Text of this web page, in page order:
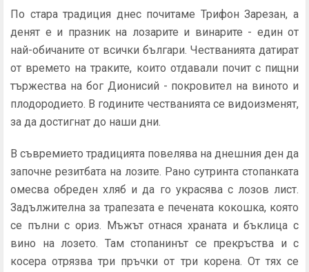
По стара традиция днес почитаме Трифон Зарезан, а
денят е и празник на лозарите и винарите - един от
най-обичаните от всички българи. Честванията датират
от времето на траките, които отдавали почит с пищни
тържества на бог Дионисий - покровител на виното и
плодородието. В годините честванията се видоизменят,
за да достигнат до наши дни.
В съвремието традицията повелява на днешния ден да
започне резитбата на лозите. Рано сутринта стопанката
омесва обреден хляб и да го украсява с лозов лист.
Задължителна за трапезата е печената кокошка, която
се пълни с ориз. Мъжът отнася храната и бъклица с
вино на лозето. Там стопанинът се прекръства и с
косера отрязва три пръчки от три корена. От тях се